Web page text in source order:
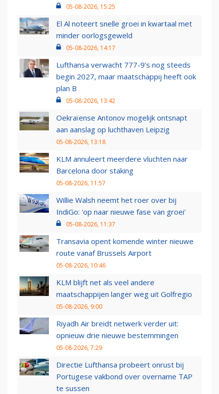
05-08-2026, 15:25
El Al noteert snelle groei in kwartaal met
minder oorlogsgeweld
05-08-2026, 14:17
Lufthansa verwacht 777-9’s nog steeds
begin 2027, maar maatschappij heeft ook
plan B
05-08-2026, 13:42
Oekraïense Antonov mogelijk ontsnapt
aan aanslag op luchthaven Leipzig
05-08-2026, 13:18
KLM annuleert meerdere vluchten naar
Barcelona door staking
05-08-2026, 11:57
Willie Walsh neemt het roer over bij
IndiGo: 'op naar nieuwe fase van groei'
05-08-2026, 11:37
Transavia opent komende winter nieuwe
route vanaf Brussels Airport
05-08-2026, 10:46
KLM blijft net als veel andere
maatschappijen langer weg uit Golfregio
05-08-2026, 9:00
Riyadh Air breidt netwerk verder uit:
opnieuw drie nieuwe bestemmingen
05-08-2026, 7:29
Directie Lufthansa probeert onrust bij
Portugese vakbond over overname TAP
te sussen